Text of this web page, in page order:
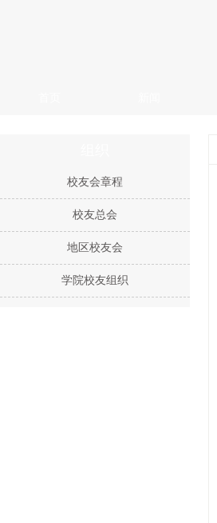
校友会章程
校友总会
地区校友会
学院校友组织